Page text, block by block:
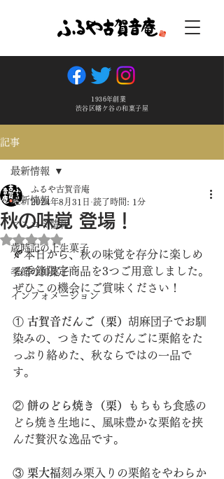
1936年創業
渋谷区幡ケ谷の和菓子屋
記事
最新情報
マスコミ情報
歳時記の上生菓子
季節の和菓子
インフォメーション
最新情報
秋の味覚 登場！
ふるや古賀音庵
2024年8月31日 読了時間: 1分
5つ星のうちNaNと評価されています。
🍂本日から、秋の味覚を存分に楽しめ
る季節限定商品を3つご用意しました。
ぜひこの機会にご賞味ください！
① 古賀音だんご（栗） 胡麻団子でお馴
染みの、つきたてのだんごに栗餡をた
っぷり絡めた、秋ならではの一品で
す。
② 餅のどら焼き（栗）
もちもち食感の
どら焼き生地に、風味豊かな栗餡を挟
んだ贅沢な逸品です。
③ 栗大福刻み栗入りの栗餡をやわらか